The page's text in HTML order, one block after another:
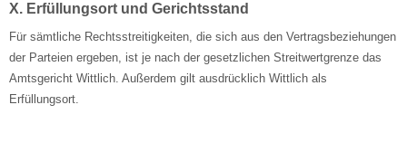
X. Erfüllungsort und Gerichtsstand
Für sämtliche Rechtsstreitigkeiten, die sich aus den Vertragsbeziehungen
der Parteien ergeben, ist je nach der gesetzlichen Streitwertgrenze das
Amtsgericht Wittlich. Außerdem gilt ausdrücklich Wittlich als
Erfüllungsort.